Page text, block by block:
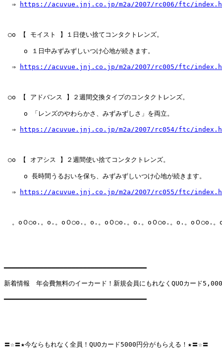
  ⇒
https://acuvue.jnj.co.jp/m2a/2007/rc006/ftc/
○o 【 モイスト 】１日使い捨てコンタクトレンズ。
     o １日中みずみずしいつけ心地が続きます。
  ⇒
https://acuvue.jnj.co.jp/m2a/2007/rc005/ftc/
○o 【 アドバンス 】２週間交換タイプのコンタクトレンズ。
     o 「レンズのやわらかさ、みずみずしさ」を両立。
  ⇒
https://acuvue.jnj.co.jp/m2a/2007/rc054/ftc/
○o 【 オアシス 】２週間使い捨てコンタクトレンズ。
     o 長時間うるおいを保ち、みずみずしいつけ心地が続きます。
  ⇒
https://acuvue.jnj.co.jp/m2a/2007/rc055/ftc/
。oＯ○o.。o.。oＯ○o.。o.。oＯ○o.。o.。oＯ○o.。o.。oＯ○o.。
━━━━━━━━━━━━━━━━━━━━━━━━━━━━━━━━━━━━
新着情報　年会費無料のイーカード！新規会員にもれなくQUOカード
━━━━━━━━━━━━━━━━━━━━━━━━━━━━━━━━━━━━
〓☆〓★今ならもれなく全員！QUOカード5000円分がもらえる！★〓☆〓